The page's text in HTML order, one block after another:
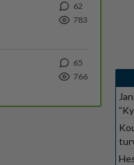
62
783
65
766